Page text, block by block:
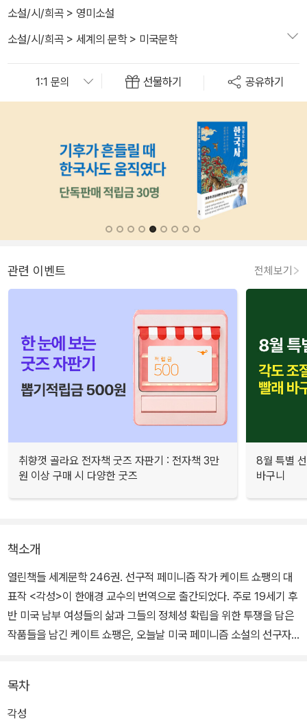
소설/시/희곡 > 영미소설
소설/시/희곡 > 세계의 문학> 미국문학
선물하기 공유하기
관련 이벤트 전체보기
취향껏 골라요 전자책 굿즈 자판기 : 전자책 3만
원 이상 구매 시 다양한 굿즈
8월 특별
바구니
책소개
열린책들 세계문학 246권. 선구적 페미니즘 작가 케이트 쇼팽의 대
표작 <각성>이 한애경 교수의 번역으로 출간되었다. 주로 19세기 후
반 미국 남부 여성들의 삶과 그들의 정체성 확립을 위한 투쟁을 담은
작품들을 남긴 케이트 쇼팽은, 오늘날 미국 페미니즘 소설의 선구자
<각성>은 쇼팽의 대표작으로, 결혼한 상류층 여성인 28세의 젊은 부
인 에드나 퐁텔리에가 여름휴가로 머물게 된 섬 그랜드 아일에서 새
목차
각성